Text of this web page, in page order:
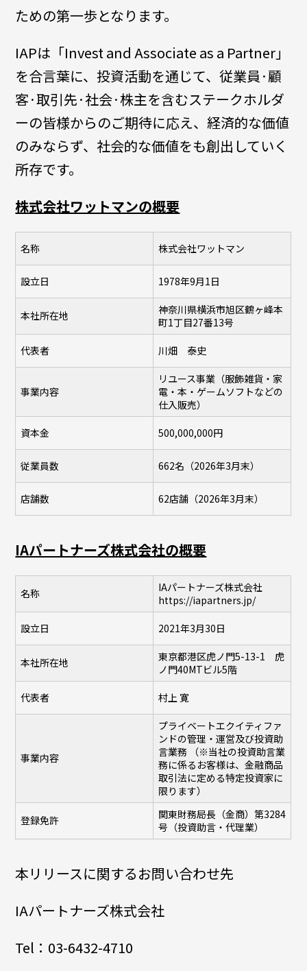
ための第一歩となります。
IAPは「Invest and Associate as a Partner」
を合言葉に、投資活動を通じて、従業員·顧
客·取引先·社会·株主を含むステークホルダ
ーの皆様からのご期待に応え、経済的な価値
のみならず、社会的な価値をも創出していく
所存です。
株式会社ワットマンの概要
名称 株式会社ワットマン
設立日 1978年9月1日
本社所在地
神奈川県横浜市旭区鶴ヶ峰本
町1丁目27番13号
代表者 川畑 泰史
事業内容
リユース事業（服飾雑貨・家
電・本・ゲームソフトなどの
仕入販売）
資本金 500,000,000円
従業員数 662名（2026年3月末）
店舗数 62店舗（2026年3月末）
IAパートナーズ株式会社の概要
名称
IAパートナーズ株式会社
https://iapartners.jp/
設立日 2021年3月30日
本社所在地
東京都港区虎ノ門5-13-1 虎
ノ門40MTビル5階
代表者 村上 寛
事業内容
プライベートエクイティファ
ンドの管理・運営及び投資助
言業務 （※当社の投資助言業
務に係るお客様は、金融商品
取引法に定める特定投資家に
限ります）
登録免許
関東財務局長（金商）第3284
号（投資助言・代理業）
本リリースに関するお問い合わせ先
IAパートナーズ株式会社
Tel：03-6432-4710